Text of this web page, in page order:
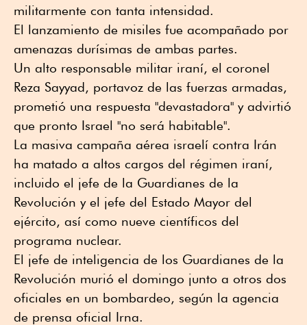
militarmente con tanta intensidad.
El lanzamiento de misiles fue acompañado por
amenazas durísimas de ambas partes.
Un alto responsable militar iraní, el coronel
Reza Sayyad, portavoz de las fuerzas armadas,
prometió una respuesta "devastadora" y advirtió
que pronto Israel "no será habitable".
La masiva campaña aérea israelí contra Irán
ha matado a altos cargos del régimen iraní,
incluido el jefe de la Guardianes de la
Revolución y el jefe del Estado Mayor del
ejército, así como nueve científicos del
programa nuclear.
El jefe de inteligencia de los Guardianes de la
Revolución murió el domingo junto a otros dos
oficiales en un bombardeo, según la agencia
de prensa oficial Irna.